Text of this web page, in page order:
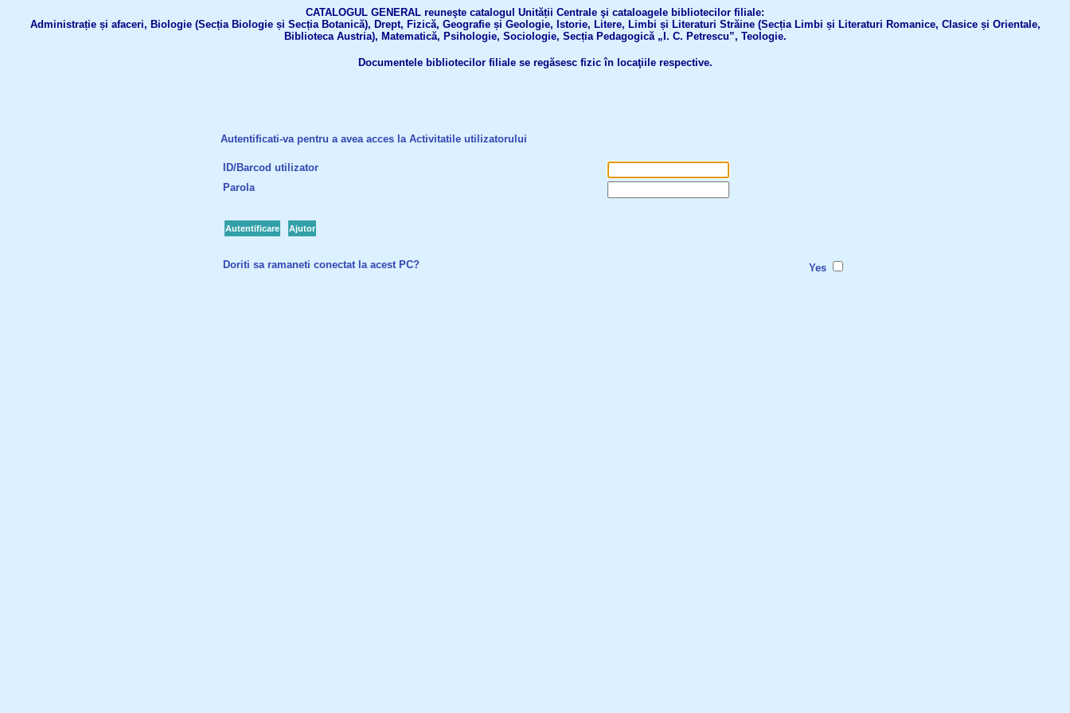
CATALOGUL GENERAL reuneşte catalogul Unității Centrale şi cataloagele bibliotecilor filiale:
Administrație și afaceri, Biologie (Secția Biologie și Secția Botanică), Drept, Fizică, Geografie și Geologie, Istorie, Litere, Limbi și Literaturi Străine (Secția Limbi și Literaturi Romanice, Clasice și Orientale,
Biblioteca Austria), Matematică, Psihologie, Sociologie, Secția Pedagogică „I. C. Petrescu”, Teologie.
Documentele bibliotecilor filiale se regăsesc fizic în locaţiile respective.
Autentificati-va pentru a avea acces la Activitatile utilizatorului
ID/Barcod utilizator
Parola
Autentificare Ajutor
Doriti sa ramaneti conectat la acest PC? Yes